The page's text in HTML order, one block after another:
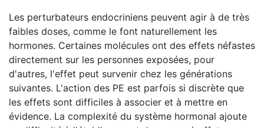
Les perturbateurs endocriniens peuvent agir à de très
faibles doses, comme le font naturellement les
hormones. Certaines molécules ont des effets néfastes
directement sur les personnes exposées, pour
d'autres, l'effet peut survenir chez les générations
suivantes. L'action des PE est parfois si discrète que
les effets sont difficiles à associer et à mettre en
évidence. La complexité du système hormonal ajoute